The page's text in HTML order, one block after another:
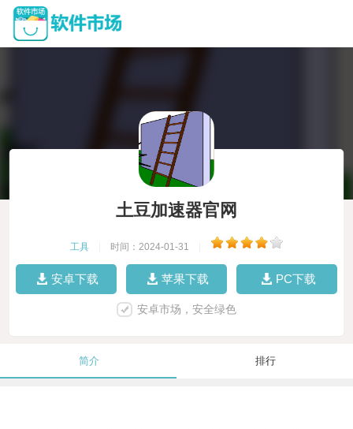
土豆加速器官网
工具 时间：2024-01-31
安卓下载 苹果下载 PC下载
安卓市场，安全绿色
简介 排行